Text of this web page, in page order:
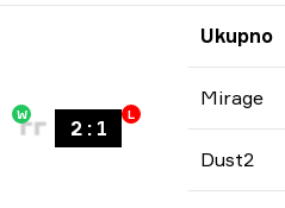
W
2: 1
L
Ukupno
Mirage
Dust2